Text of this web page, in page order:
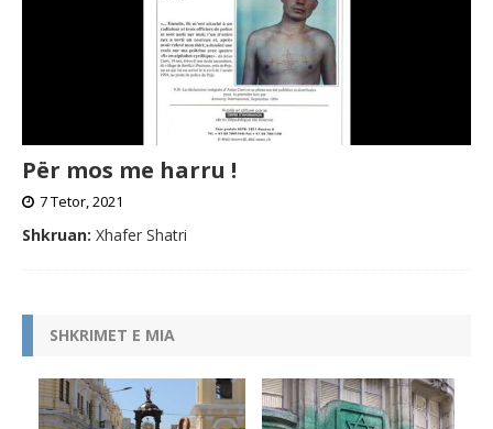
Për mos me harru !
7 Tetor, 2021
Shkruan: Xhafer Shatri
SHKRIMET E MIA